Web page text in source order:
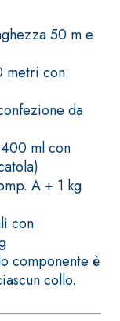
50 m e
metri con
da
ml con
A + 1 kg
con
componente è
collo.
massetti radianti
ambienti interni.